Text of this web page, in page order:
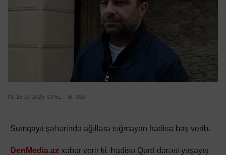
25-10-2025, 09:51 303
Sumqayıt şəhərində ağıllara sığmayan hadisə baş verib.
DenMedia.az xəbər verir ki, hadisə Qurd dərəsi yaşayış